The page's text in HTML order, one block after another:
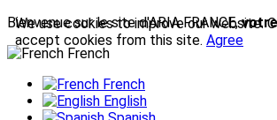
Bienvenue sur le site d'ARIA FRANCE,
French
French
English
We use cookies to improve our website.
accept cookies from this site. Agree